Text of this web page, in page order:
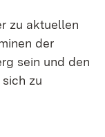
zu aktuellen
der
sein und den
zu